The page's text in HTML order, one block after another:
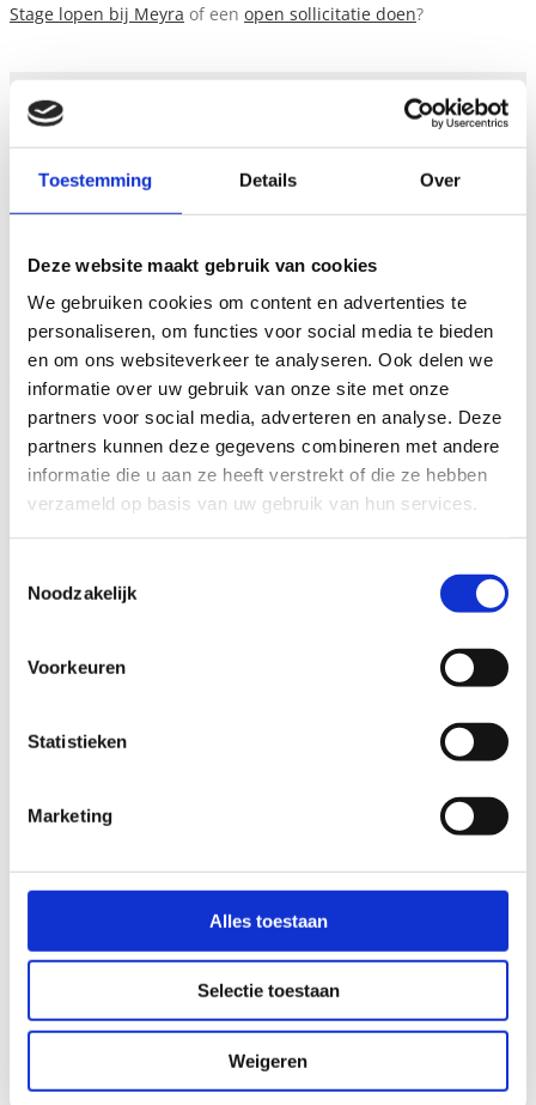
Toestemming Details Over
Deze website maakt gebruik van cookies
We gebruiken cookies om content en advertenties te
personaliseren, om functies voor social media te bieden
en om ons websiteverkeer te analyseren. Ook delen we
informatie over uw gebruik van onze site met onze
partners voor social media, adverteren en analyse. Deze
partners kunnen deze gegevens combineren met andere
informatie die u aan ze heeft verstrekt of die ze hebben
verzameld op basis van uw gebruik van hun services.
Noodzakelijk
Voorkeuren
Statistieken
Marketing
Alles toestaan
Selectie toestaan
Weigeren
Stage lopen bij Meyra of een open sollicitatie doen?
Filter
Locatie
Vacatures
Monteur deurautomaten
Binnendienstmonteur
Adviseur
Buitendienstmonteur
Adviseur in opleiding